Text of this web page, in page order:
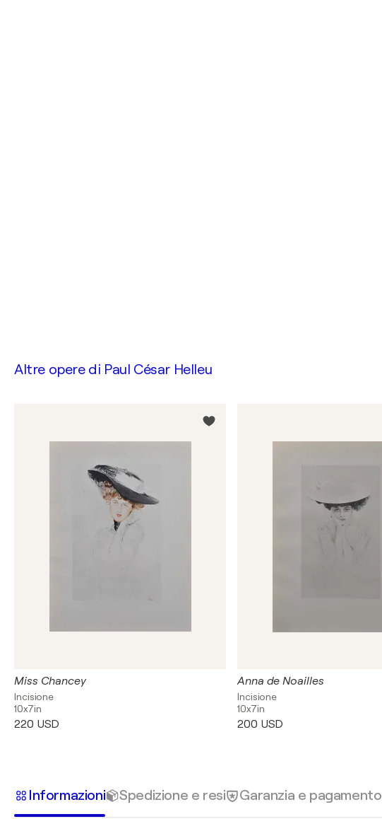
Altre opere di Paul César Helleu
Miss Chancey
Incisione
10x7in
220 USD
Anna de Noailles
Incisione
10x7in
200 USD
Informazioni Spedizione e resi Garanzia e pagamento